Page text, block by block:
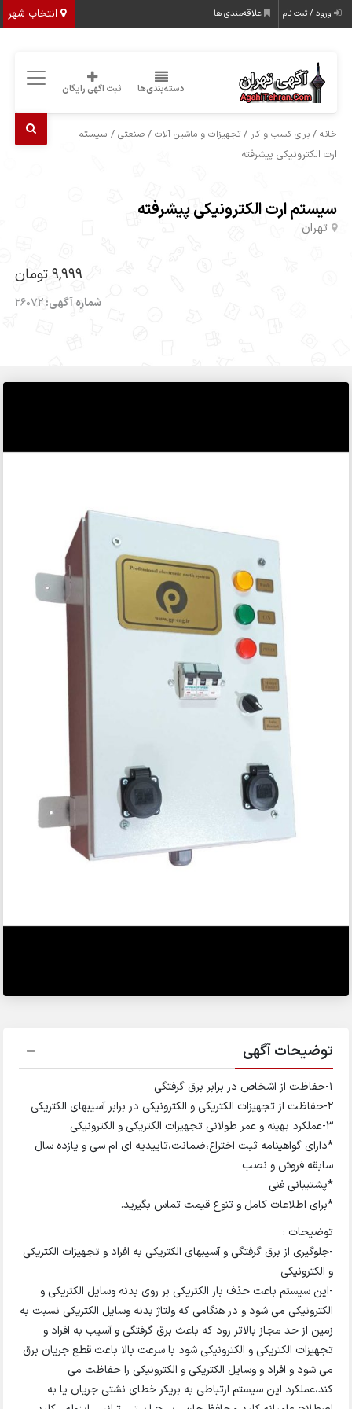
انتخاب شهر ورود / ثبت نام علاقه‌مندی ها
دسته‌بندی‌ها ثبت اگهی رایگان
خانه /برای کسب و کار /تجهیزات و ماشین آلات /صنعتی / سیستم
ارت الکترونیکی پیشرفته
سیستم ارت الکترونیکی پیشرفته
تهران
9,999 تومان
شماره آگهی:26072
توضیحات آگهی
۱-حفاظت از اشخاص در برابر برق گرفتگی
۲-حفاظت از تجهیزات الکتریکی و الکترونیکی در برابر آسیبهای الکتریکی
۳-عملکرد بهینه و عمر طولانی تجهیزات الکتریکی و الکترونیکی
*دارای گواهینامه ثبت اختراع،ضمانت،تاییدیه ای ام سی و یازده سال
سابقه فروش و نصب
*پشتیبانی فنی
*برای اطلاعات کامل و تنوع قیمت تماس بگیرید.
توضیحات :
-جلوگیری از برق گرفتگی و آسیبهای الکتریکی به افراد و تجهیزات الکتریکی
و الکترونیکی
-این سیستم باعث حذف بار الکتریکی بر روی بدنه وسایل الکتریکی و
الکترونیکی می شود و در هنگامی که ولتاژ بدنه وسایل الکتریکی نسبت به
زمین از حد مجاز بالاتر رود که باعث برق گرفتگی و آسیب به افراد و
تجهیزات الکتریکی و الکترونیکی شود با سرعت بالا باعث قطع جریان برق
می شود و افراد و وسایل الکتریکی و الکترونیکی را حفاظت می
کند،عملکرد این سیستم ارتباطی به بریکر خطای نشتی جریان یا به